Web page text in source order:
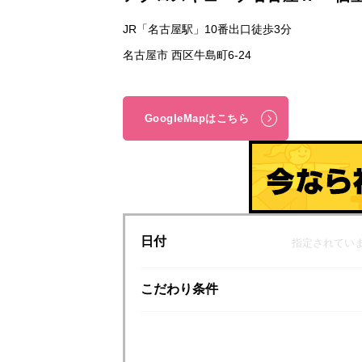
JR「名古屋駅」10番出口徒歩3分
名古屋市 西区牛島町6-24
GoogleMapはこちら
日付 指定されてい
こだわり条件